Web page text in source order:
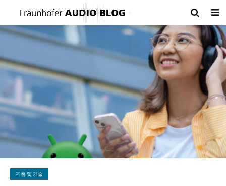
제품 및 기술